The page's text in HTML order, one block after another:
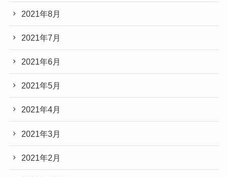
2021年8月
2021年7月
2021年6月
2021年5月
2021年4月
2021年3月
2021年2月